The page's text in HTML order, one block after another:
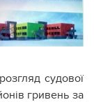
судової
гривень за